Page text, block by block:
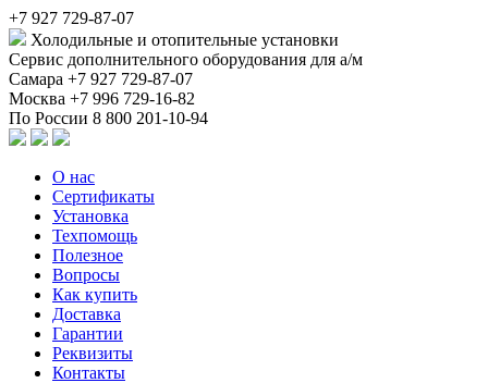
+7 927 729-87-07
Холодильные и отопительные установки
Сервис дополнительного оборудования для а/м
Самара +7 927 729-87-07
Москва +7 996 729-16-82
По России 8 800 201-10-94
О нас
Сертификаты
Установка
Техпомощь
Полезное
Вопросы
Как купить
Доставка
Гарантии
Реквизиты
Контакты